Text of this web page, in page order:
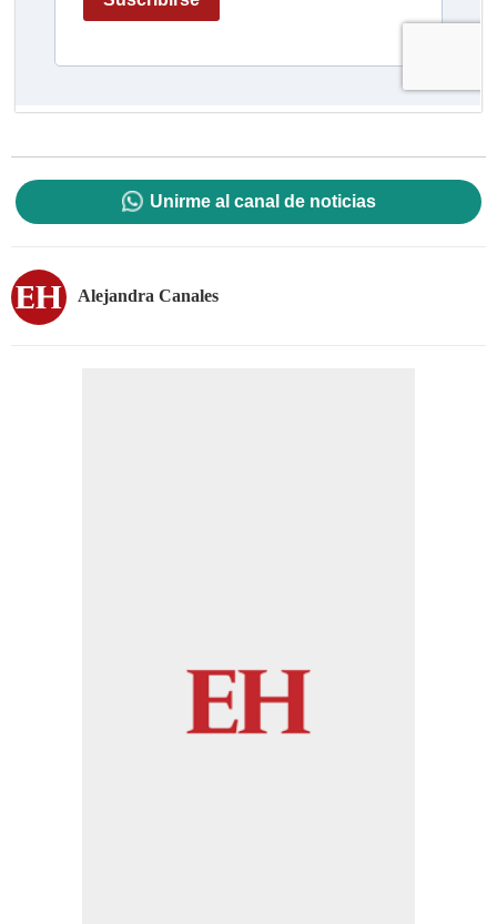
Unirme al canal de noticias
Alejandra Canales